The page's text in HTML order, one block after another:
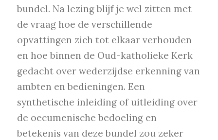
bundel. Na lezing blijf je wel zitten met
de vraag hoe de verschillende
opvattingen zich tot elkaar verhouden
en hoe binnen de Oud-katholieke Kerk
gedacht over wederzijdse erkenning van
ambten en bedieningen. Een
synthetische inleiding of uitleiding over
de oecumenische bedoeling en
betekenis van deze bundel zou zeker